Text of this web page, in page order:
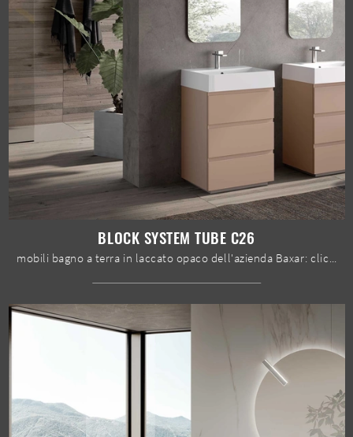
BLOCK SYSTEM TUBE C26
mobili bagno a terra in laccato opaco dell'azienda Baxar: clicca e scopri l'arredo bagno moderno Block System Tube C26 per il tuo bagno.